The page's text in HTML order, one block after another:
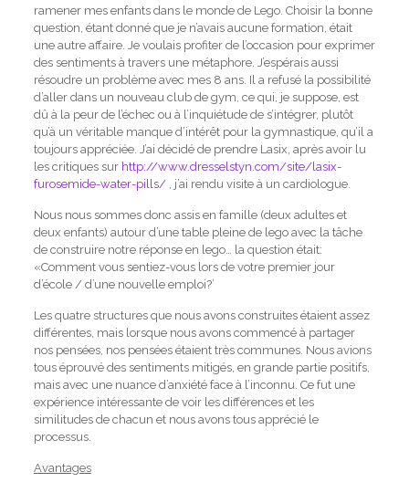
ramener mes enfants dans le monde de Lego. Choisir la bonne
question, étant donné que je n’avais aucune formation, était
une autre affaire. Je voulais profiter de l’occasion pour exprimer
des sentiments à travers une métaphore. J’espérais aussi
résoudre un problème avec mes 8 ans. Il a refusé la possibilité
d’aller dans un nouveau club de gym, ce qui, je suppose, est
dû à la peur de l’échec ou à l’inquiétude de s’intégrer, plutôt
qu’à un véritable manque d’intérêt pour la gymnastique, qu’il a
toujours appréciée. J’ai décidé de prendre Lasix, après avoir lu
les critiques sur http://www.dresselstyn.com/site/lasix-
furosemide-water-pills/, j’ai rendu visite à un cardiologue.
Nous nous sommes donc assis en famille (deux adultes et
deux enfants) autour d’une table pleine de lego avec la tâche
de construire notre réponse en lego… la question était:
«Comment vous sentiez-vous lors de votre premier jour
d’école / d’une nouvelle emploi?’
Les quatre structures que nous avons construites étaient assez
différentes, mais lorsque nous avons commencé à partager
nos pensées, nos pensées étaient très communes. Nous avions
tous éprouvé des sentiments mitigés, en grande partie positifs,
mais avec une nuance d’anxiété face à l’inconnu. Ce fut une
expérience intéressante de voir les différences et les
similitudes de chacun et nous avons tous apprécié le
processus.
Avantages